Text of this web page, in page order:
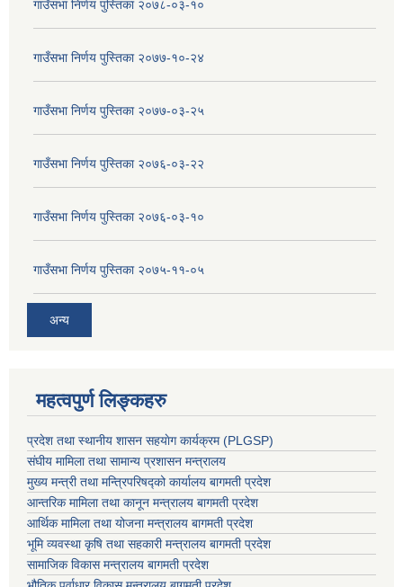
गाउँसभा निर्णय पुस्तिका २०७८-०३-१०
गाउँसभा निर्णय पुस्तिका २०७७-१०-२४
गाउँसभा निर्णय पुस्तिका २०७७-०३-२५
गाउँसभा निर्णय पुस्तिका २०७६-०३-२२
गाउँसभा निर्णय पुस्तिका २०७६-०३-१०
गाउँसभा निर्णय पुस्तिका २०७५-११-०५
अन्य
महत्वपुर्ण लिङ्कहरु
प्रदेश तथा स्थानीय शासन सहयाेग कार्यक्रम (PLGSP)
संघीय मामिला तथा सामान्य प्रशासन मन्त्रालय
मुख्य मन्त्री तथा मन्त्रिपरिषद्को कार्यालय बागमती प्रदेश
आन्तरिक मामिला तथा कानून मन्त्रालय बागमती प्रदेश
आर्थिक मामिला तथा योजना मन्त्रालय बागमती प्रदेश
भूमि व्यवस्था कृषि तथा सहकारी मन्त्रालय बागमती प्रदेश
सामाजिक विकास मन्त्रालय बागमती प्रदेश